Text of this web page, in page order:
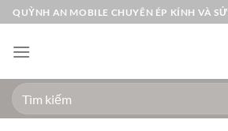
Bỏ
qua
nội
QUỲNH AN MOBILE CHUYÊN ÉP KÍNH VÀ
Tìm
kiếm: